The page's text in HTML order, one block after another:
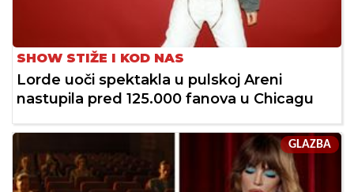
SHOW STIŽE I KOD NAS
Lorde uoči spektakla u pulskoj Areni
nastupila pred 125.000 fanova u Chicagu
GLAZBA